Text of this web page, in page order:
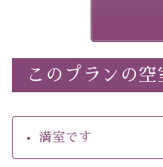
「全国新作花火チャレン
全国屈指の煙火師20名
最終日の優勝決定戦で構
火大会です。
期間：下記の5日間 約
このプランの空
満室です